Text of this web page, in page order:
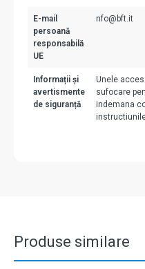
E-mail
persoană
responsabilă
UE
nfo@bft.it
Informații și
avertismente
de siguranță
Unele
sufocare
indemana
Produse similare